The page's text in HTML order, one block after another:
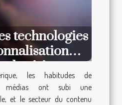
technologies
le visionnage
pour adultes
les habitudes de
médias ont subi une
et le secteur du contenu